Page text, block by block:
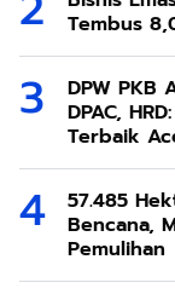
Tembus
DPW PKB
DPAC,
Terbaik
57.485
Bencana,
Pemulihan